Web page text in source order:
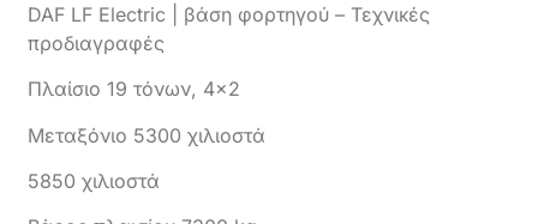
DAF LF Electric | βάση φορτηγού – Τεχνικές
προδιαγραφές
Πλαίσιο 19 τόνων, 4×2
Μεταξόνιο 5300 χιλιοστά
5850 χιλιοστά